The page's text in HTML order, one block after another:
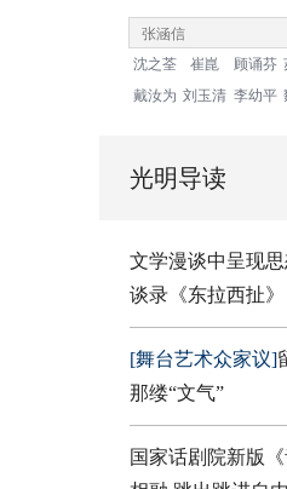
沈之荃 崔崑 顾诵芬
戴汝为 刘玉清 李幼平
光明导读
文学漫谈中呈现
谈录《东拉西扯》
[舞台艺术众家议]
那缕“文气”
国家话剧院新版